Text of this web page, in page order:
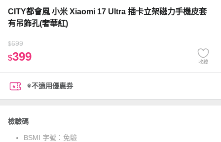
CITY都會風 小米 Xiaomi 17 Ultra 插卡立架磁力手機皮套
有吊飾孔(奢華紅)
$699
$399 收藏
※不適用優惠券
檢驗碼
BSMI 字號： 免驗